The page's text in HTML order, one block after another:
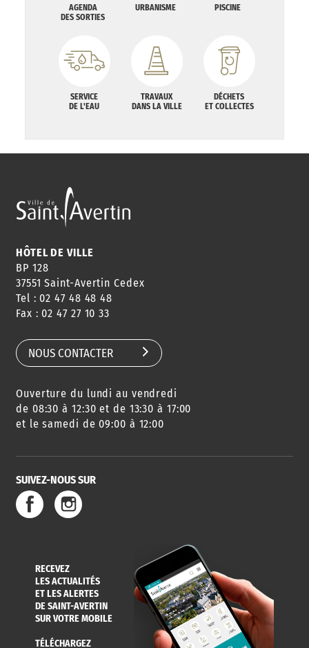
AGENDA
DES SORTIES
URBANISME PISCINE
SERVICE
DE L'EAU
TRAVAUX
DANS LA VILLE
DÉCHETS
ET COLLECTES
HÔTEL DE VILLE
BP 128
37551 Saint-Avertin Cedex
Tel : 02 47 48 48 48
Fax : 02 47 27 10 33
NOUS CONTACTER
Ouverture du lundi au vendredi
de 08:30 à 12:30 et de 13:30 à 17:00
et le samedi de 09:00 à 12:00
SUIVEZ-NOUS SUR
RECEVEZ
LES ACTUALITÉS
ET LES ALERTES
DE SAINT-AVERTIN
SUR VOTRE MOBILE
TÉLÉCHARGEZ